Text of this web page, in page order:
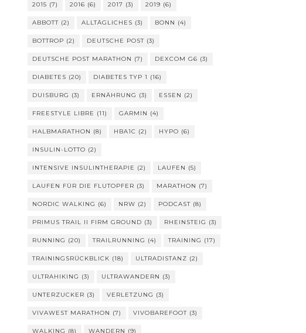
2015 (7) 2016 (6) 2017 (3) 2019 (6)
ABBOTT(2) ALLTÄGLICHES (3) BONN (4)
BOTTROP (2) DEUTSCHE POST(3)
DEUTSCHE POST MARATHON (7) DEXCOM G6 (3)
DIABETES (20) DIABETES TYP 1 (16)
DUISBURG (3) ERNÄHRUNG (3) ESSEN (2)
FREESTYLE LIBRE (11) GARMIN (4)
HALBMARATHON (8) HBA1C (2) HYPO (6)
INSULIN-LOTTO (2)
INTENSIVE INSULINTHERAPIE (2) LAUFEN (5)
LAUFEN FÜR DIE FLUTOPFER (3) MARATHON (7)
NORDIC WALKING (6) NRW (2) PODCAST(8)
PRIMUS TRAIL II FIRM GROUND (3) RHEINSTEIG (3)
RUNNING (20) TRAILRUNNING (4) TRAINING (17)
TRAININGSRÜCKBLICK (18) ULTRADISTANZ (2)
ULTRAHIKING (3) ULTRAWANDERN (3)
UNTERZUCKER (3) VERLETZUNG (3)
VIVAWEST MARATHON (7) VIVOBAREFOOT(3)
WALKING (8) WANDERN (9)